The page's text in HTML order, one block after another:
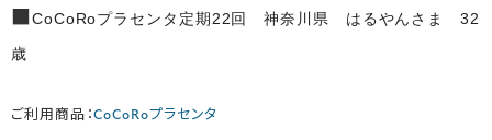
CoCoRoプラセンタ定期22回 神奈川県 はるやんさま 32
歳
ご利用商品：CoCoRoプラセンタ